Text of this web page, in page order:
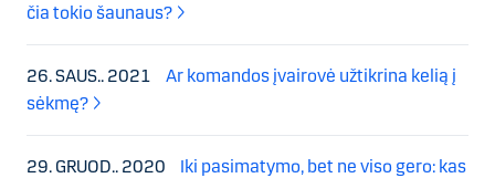
čia tokio šaunaus?
26. SAUS.. 2021
Ar komandos įvairovė užtikrina kelią į
sėkmę?
29. GRUOD.. 2020
Iki pasimatymo, bet ne viso gero: kas